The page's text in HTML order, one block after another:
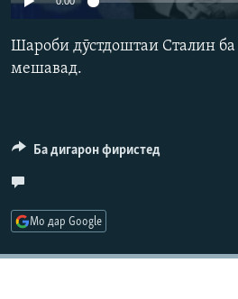
ПАЙГИРӢ КУНЕД
720p
Шароби дӯстдоштаи Сталин
мешавад.
Ба дигарон фиристед
Мо дар Google